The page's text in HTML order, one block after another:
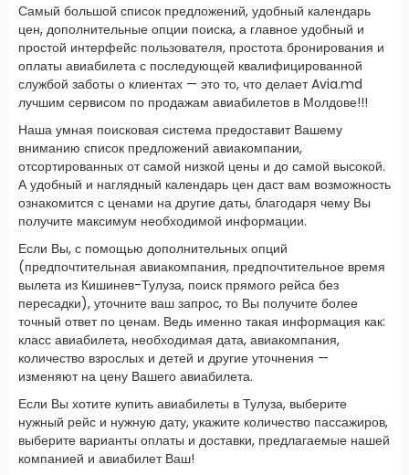
Самый большой список предложений, удобный календарь
цен, дополнительные опции поиска, а главное удобный и
простой интерфейс пользователя, простота бронирования и
оплаты авиабилета с последующей квалифицированной
службой заботы о клиентах — это то, что делает Avia.md
лучшим сервисом по продажам авиабилетов в Молдове!!!
Наша умная поисковая система предоставит Вашему
вниманию список предложений авиакомпании,
отсортированных от самой низкой цены и до самой высокой.
А удобный и наглядный календарь цен даст вам возможность
ознакомится с ценами на другие даты, благодаря чему Вы
получите максимум необходимой информации.
Если Вы, с помощью дополнительных опций
(предпочтительная авиакомпания, предпочтительное время
вылета из Кишинев-Тулуза, поиск прямого рейса без
пересадки), уточните ваш запрос, то Вы получите более
точный ответ по ценам. Ведь именно такая информация как:
класс авиабилета, необходимая дата, авиакомпания,
количество взрослых и детей и другие уточнения —
изменяют на цену Вашего авиабилета.
Если Вы хотите купить авиабилеты в Тулуза, выберите
нужный рейс и нужную дату, укажите количество пассажиров,
выберите варианты оплаты и доставки, предлагаемые нашей
компанией и авиабилет Ваш!